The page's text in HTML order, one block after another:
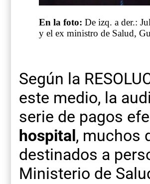
En la foto: De izq. a der.:
y el ex ministro de Salud,
Según la
este medio, la
serie de pagos
hospital, muchos
destinados a
Ministerio de